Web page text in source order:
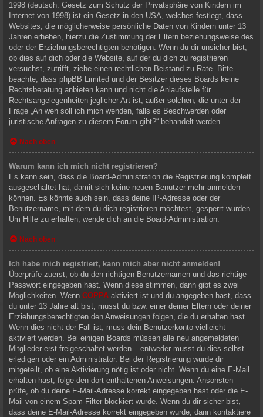
1998 (deutsch: Gesetz zum Schutz der Privatsphäre von Kindern im
Internet von 1998) ist ein Gesetz in den USA, welches festlegt, dass
Websites, die möglicherweise persönliche Daten von Kindern unter 13
Jahren erheben, hierzu die Zustimmung der Eltern beziehungsweise des
oder der Erziehungsberechtigten benötigen. Wenn du dir unsicher bist,
ob dies auf dich oder die Website, auf der du dich zu registrieren
versuchst, zutrifft, ziehe einen rechtlichen Beistand zu Rate. Bitte
beachte, dass phpBB Limited und der Besitzer dieses Boards keine
Rechtsberatung anbieten kann und nicht die Anlaufstelle für
Rechtsangelegenheiten jeglicher Art ist; außer solchen, die unter der
Frage „An wen soll ich mich wenden, falls es Beschwerden oder
juristische Anfragen zu diesem Forum gibt?“ behandelt werden.
Nach oben
Warum kann ich mich nicht registrieren?
Es kann sein, dass die Board-Administration die Registrierung komplett
ausgeschaltet hat, damit sich keine neuen Benutzer mehr anmelden
können. Es könnte auch sein, dass deine IP-Adresse oder der
Benutzername, mit dem du dich registrieren möchtest, gesperrt wurden.
Um Hilfe zu erhalten, wende dich an die Board-Administration.
Nach oben
Ich habe mich registriert, kann mich aber nicht anmelden!
Überprüfe zuerst, ob du den richtigen Benutzernamen und das richtige
Passwort eingegeben hast. Wenn diese stimmen, dann gibt es zwei
Möglichkeiten. Wenn COPPA aktiviert ist und du angegeben hast, dass
du unter 13 Jahre alt bist, musst du bzw. einer deiner Eltern oder deiner
Erziehungsberechtigten den Anweisungen folgen, die du erhalten hast.
Wenn dies nicht der Fall ist, muss dein Benutzerkonto vielleicht
aktiviert werden. Bei einigen Boards müssen alle neu angemeldeten
Mitglieder erst freigeschaltet werden – entweder musst du dies selbst
erledigen oder ein Administrator. Bei der Registrierung wurde dir
mitgeteilt, ob eine Aktivierung nötig ist oder nicht. Wenn du eine E-Mail
erhalten hast, folge den dort enthaltenen Anweisungen. Ansonsten
prüfe, ob du deine E-Mail-Adresse korrekt eingegeben hast oder die E-
Mail von einem Spam-Filter blockiert wurde. Wenn du dir sicher bist,
dass deine E-Mail-Adresse korrekt eingegeben wurde, dann kontaktiere